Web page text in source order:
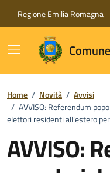
Regione Emilia Romagna
Home / Novità / Avvisi
/ AVVISO: Referendum
elettori residenti all’estero
AVVISO: